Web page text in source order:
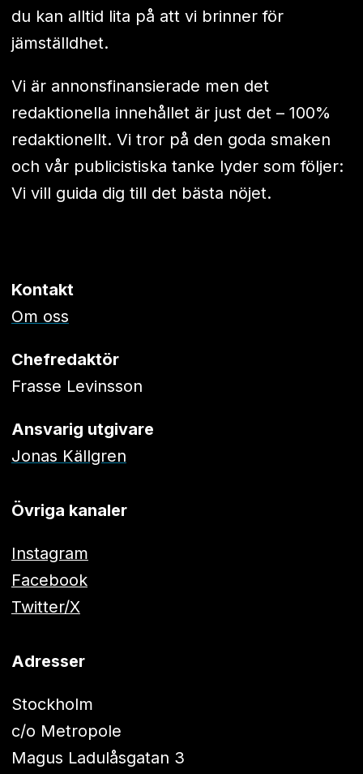
du kan alltid lita på att vi brinner för
jämställdhet.
Vi är annonsfinansierade men det
redaktionella innehållet är just det – 100%
redaktionellt. Vi tror på den goda smaken
och vår publicistiska tanke lyder som följer:
Vi vill guida dig till det bästa nöjet.
Kontakt
Om oss
Chefredaktör
Frasse Levinsson
Ansvarig utgivare
Jonas Källgren
Övriga kanaler
Instagram
Facebook
Twitter/X
Adresser
Stockholm
c/o Metropole
Magus Ladulåsgatan 3